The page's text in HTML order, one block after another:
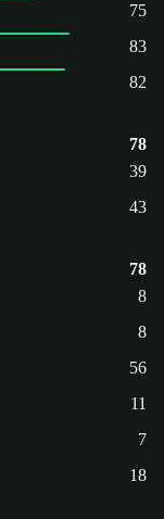
75
83
82
78
39
43
78
8
8
56
11
7
18